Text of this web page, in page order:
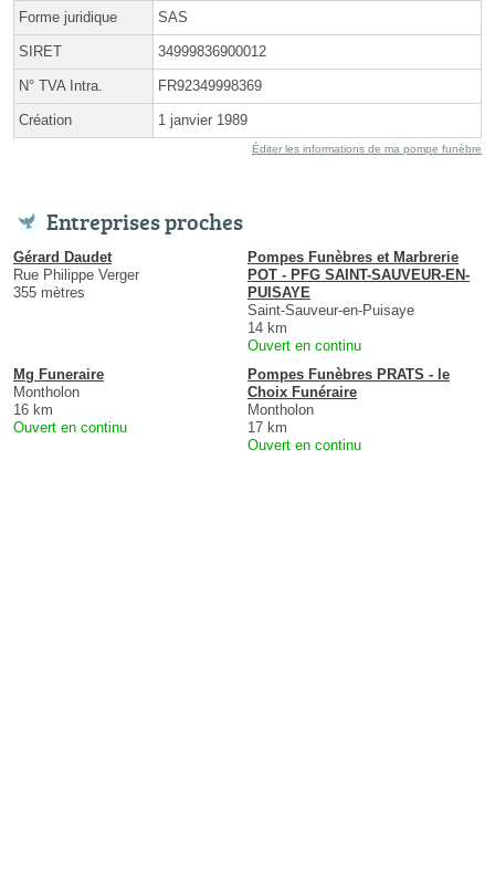
Forme juridique SAS
SIRET 34999836900012
N° TVA Intra. FR92349998369
Création 1 janvier 1989
Éditer les informations de ma pompe funèbre
Entreprises proches
Gérard Daudet
Rue Philippe Verger
355 mètres
Pompes Funèbres et Marbrerie
POT - PFG SAINT-SAUVEUR-EN-
PUISAYE
Saint-Sauveur-en-Puisaye
14 km
Ouvert en continu
Mg Funeraire
Montholon
16 km
Ouvert en continu
Pompes Funèbres PRATS - le
Choix Funéraire
Montholon
17 km
Ouvert en continu